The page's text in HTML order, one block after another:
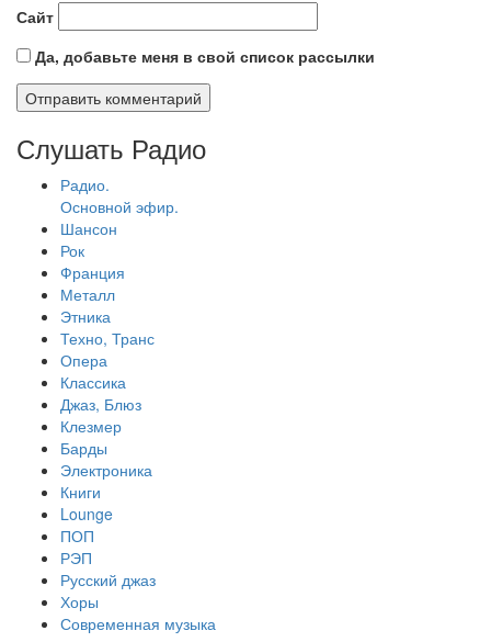
Сайт
Да, добавьте меня в свой список рассылки
Слушать Радио
Радио.
Основной эфир.
Шансон
Рок
Франция
Металл
Этника
Техно, Транс
Опера
Классика
Джаз, Блюз
Клезмер
Барды
Электроника
Книги
Lounge
ПОП
РЭП
Русский джаз
Хоры
Современная музыка